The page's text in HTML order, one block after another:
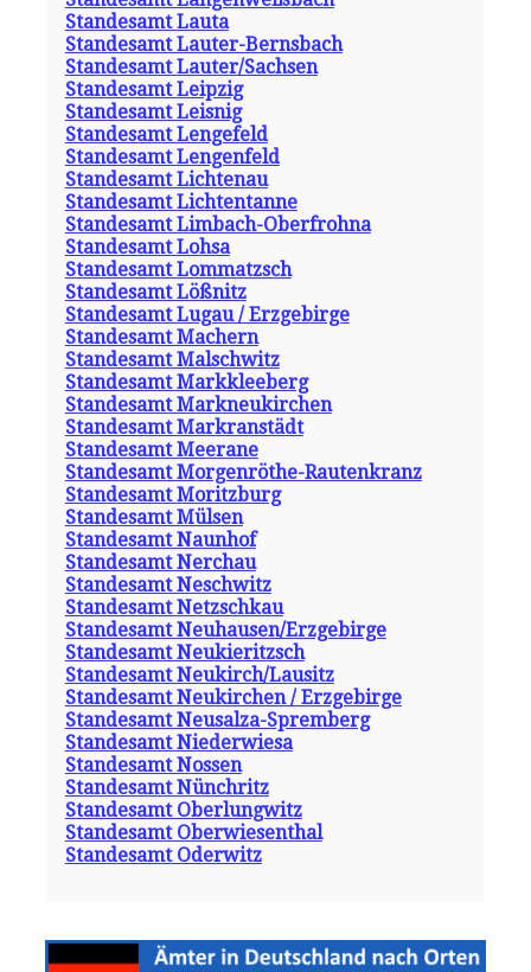
Standesamt Lauta
Standesamt Lauter-Bernsbach
Standesamt Lauter/Sachsen
Standesamt Leipzig
Standesamt Leisnig
Standesamt Lengefeld
Standesamt Lengenfeld
Standesamt Lichtenau
Standesamt Lichtentanne
Standesamt Limbach-Oberfrohna
Standesamt Lohsa
Standesamt Lommatzsch
Standesamt Lößnitz
Standesamt Lugau / Erzgebirge
Standesamt Machern
Standesamt Malschwitz
Standesamt Markkleeberg
Standesamt Markneukirchen
Standesamt Markranstädt
Standesamt Meerane
Standesamt Morgenröthe-Rautenkranz
Standesamt Moritzburg
Standesamt Mülsen
Standesamt Naunhof
Standesamt Nerchau
Standesamt Neschwitz
Standesamt Netzschkau
Standesamt Neuhausen/Erzgebirge
Standesamt Neukieritzsch
Standesamt Neukirch/Lausitz
Standesamt Neukirchen / Erzgebirge
Standesamt Neusalza-Spremberg
Standesamt Niederwiesa
Standesamt Nossen
Standesamt Nünchritz
Standesamt Oberlungwitz
Standesamt Oberwiesenthal
Standesamt Oderwitz